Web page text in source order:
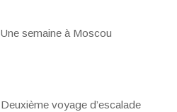
Une semaine à Moscou
Deuxième voyage d’escalade